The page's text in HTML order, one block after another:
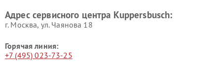
Ремонт сушильных машин Kuppersbusch
Адрес сервисного центра Kuppersbusch:
г. Москва, ул. Чаянова 18
Горячая линия:
+7 (495) 023-73-25